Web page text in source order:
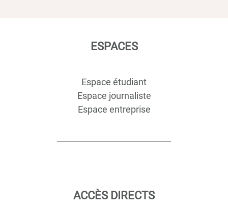
ESPACES
Espace étudiant
Espace journaliste
Espace entreprise
ACCÈS DIRECTS